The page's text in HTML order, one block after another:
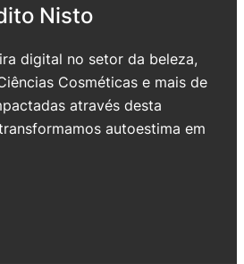
Nisto
digital no setor da beleza,
Cosméticas e mais de
através desta
autoestima em